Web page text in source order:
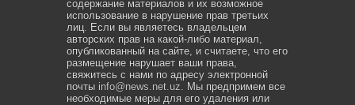
содержание материалов и их возможное
использование в нарушение прав третьих
лиц. Если вы являетесь владельцем
авторских прав на какой-либо материал,
опубликованный на сайте, и считаете, что его
размещение нарушает ваши права,
свяжитесь с нами по адресу электронной
почты info@news.net.uz . Мы предпримем все
необходимые меры для его удаления или